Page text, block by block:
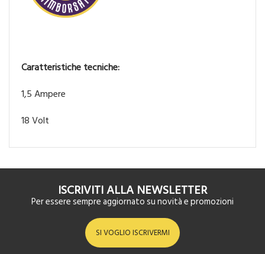
Caratteristiche tecniche:
1,5 Ampere
18 Volt
ISCRIVITI ALLA NEWSLETTER
Per essere sempre aggiornato su novità e promozioni
SI VOGLIO ISCRIVERMI